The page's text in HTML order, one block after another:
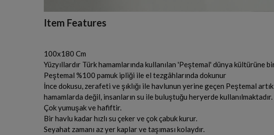
Item Features
100x180 Cm
Yüzyıllardır Türk hamamlarında kullanılan 'Peştemal' dünya kültürüne
Peştemal %100 pamuk ipliği ile el tezgâhlarında dokunur
İnce dokusu, zerafeti ve şıklığı ile havlunun yerine geçen Peştemal
hamamlarda değil, insanların su ile buluştuğu heryerde kullanılmaktadır.
Çok yumuşak ve hafiftir.
Bir havlu kadar hızlı su çeker ve çok çabuk kurur.
Seyahat zamanı az yer kaplar ve taşıması kolaydır.